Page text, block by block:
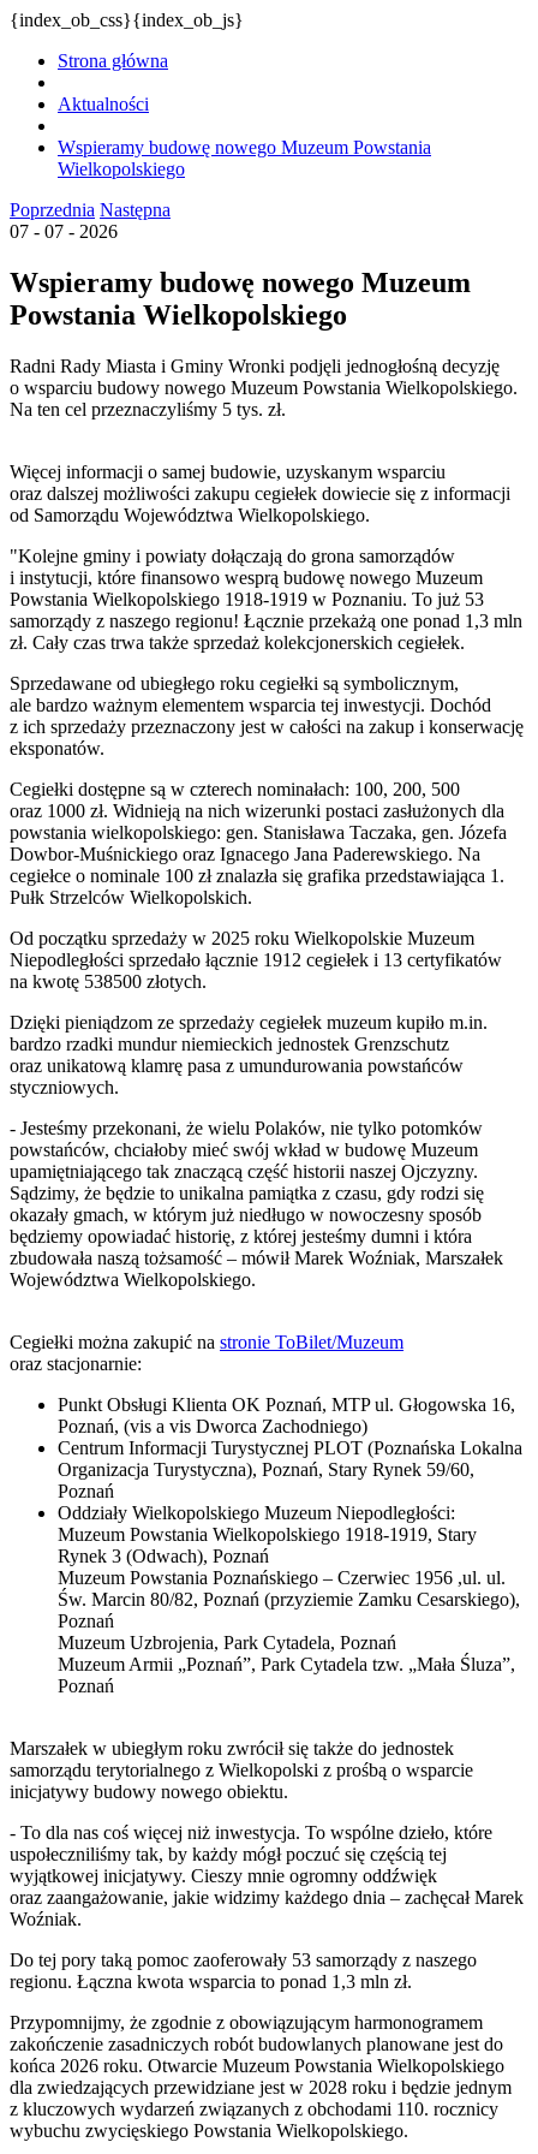
{index_ob_css}{index_ob_js}
Strona główna
Aktualności
Wspieramy budowę nowego Muzeum Powstania
Wielkopolskiego
Poprzednia Następna
07 - 07 - 2026
Wspieramy budowę nowego Muzeum
Powstania Wielkopolskiego
Radni Rady Miasta i Gminy Wronki podjęli jednogłośną decyzję
o wsparciu budowy nowego Muzeum Powstania Wielkopolskiego.
Na ten cel przeznaczyliśmy 5 tys. zł.
Więcej informacji o samej budowie, uzyskanym wsparciu
oraz dalszej możliwości zakupu cegiełek dowiecie się z informacji
od Samorządu Województwa Wielkopolskiego.
"Kolejne gminy i powiaty dołączają do grona samorządów
i instytucji, które finansowo wesprą budowę nowego Muzeum
Powstania Wielkopolskiego 1918-1919 w Poznaniu. To już 53
samorządy z naszego regionu! Łącznie przekażą one ponad 1,3 mln
zł. Cały czas trwa także sprzedaż kolekcjonerskich cegiełek.
Sprzedawane od ubiegłego roku cegiełki są symbolicznym,
ale bardzo ważnym elementem wsparcia tej inwestycji. Dochód
z ich sprzedaży przeznaczony jest w całości na zakup i konserwację
eksponatów.
Cegiełki dostępne są w czterech nominałach: 100, 200, 500
oraz 1000 zł. Widnieją na nich wizerunki postaci zasłużonych dla
powstania wielkopolskiego: gen. Stanisława Taczaka, gen. Józefa
Dowbor-Muśnickiego oraz Ignacego Jana Paderewskiego. Na
cegiełce o nominale 100 zł znalazła się grafika przedstawiająca 1.
Pułk Strzelców Wielkopolskich.
Od początku sprzedaży w 2025 roku Wielkopolskie Muzeum
Niepodległości sprzedało łącznie 1912 cegiełek i 13 certyfikatów
na kwotę 538500 złotych.
Dzięki pieniądzom ze sprzedaży cegiełek muzeum kupiło m.in.
bardzo rzadki mundur niemieckich jednostek Grenzschutz
oraz unikatową klamrę pasa z umundurowania powstańców
styczniowych.
- Jesteśmy przekonani, że wielu Polaków, nie tylko potomków
powstańców, chciałoby mieć swój wkład w budowę Muzeum
upamiętniającego tak znaczącą część historii naszej Ojczyzny.
Sądzimy, że będzie to unikalna pamiątka z czasu, gdy rodzi się
okazały gmach, w którym już niedługo w nowoczesny sposób
będziemy opowiadać historię, z której jesteśmy dumni i która
zbudowała naszą tożsamość – mówił Marek Woźniak, Marszałek
Województwa Wielkopolskiego.
Cegiełki można zakupić na stronie ToBilet/Muzeum
oraz stacjonarnie:
Punkt Obsługi Klienta OK Poznań, MTP ul. Głogowska 16,
Poznań, (vis a vis Dworca Zachodniego)
Centrum Informacji Turystycznej PLOT (Poznańska Lokalna
Organizacja Turystyczna), Poznań, Stary Rynek 59/60,
Poznań
Oddziały Wielkopolskiego Muzeum Niepodległości:
Muzeum Powstania Wielkopolskiego 1918-1919, Stary
Rynek 3 (Odwach), Poznań
Muzeum Powstania Poznańskiego – Czerwiec 1956 ,ul. ul.
Św. Marcin 80/82, Poznań (przyziemie Zamku Cesarskiego),
Poznań
Muzeum Uzbrojenia, Park Cytadela, Poznań
Muzeum Armii „Poznań”, Park Cytadela tzw. „Mała Śluza”,
Poznań
Marszałek w ubiegłym roku zwrócił się także do jednostek
samorządu terytorialnego z Wielkopolski z prośbą o wsparcie
inicjatywy budowy nowego obiektu.
- To dla nas coś więcej niż inwestycja. To wspólne dzieło, które
uspołeczniliśmy tak, by każdy mógł poczuć się częścią tej
wyjątkowej inicjatywy. Cieszy mnie ogromny oddźwięk
oraz zaangażowanie, jakie widzimy każdego dnia – zachęcał Marek
Woźniak.
Do tej pory taką pomoc zaoferowały 53 samorządy z naszego
regionu. Łączna kwota wsparcia to ponad 1,3 mln zł.
Przypomnijmy, że zgodnie z obowiązującym harmonogramem
zakończenie zasadniczych robót budowlanych planowane jest do
końca 2026 roku. Otwarcie Muzeum Powstania Wielkopolskiego
dla zwiedzających przewidziane jest w 2028 roku i będzie jednym
z kluczowych wydarzeń związanych z obchodami 110. rocznicy
wybuchu zwycięskiego Powstania Wielkopolskiego.